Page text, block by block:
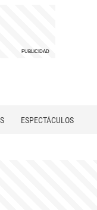
ESPECTÁCULOS